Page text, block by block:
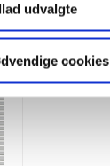
udvalgte
cookies